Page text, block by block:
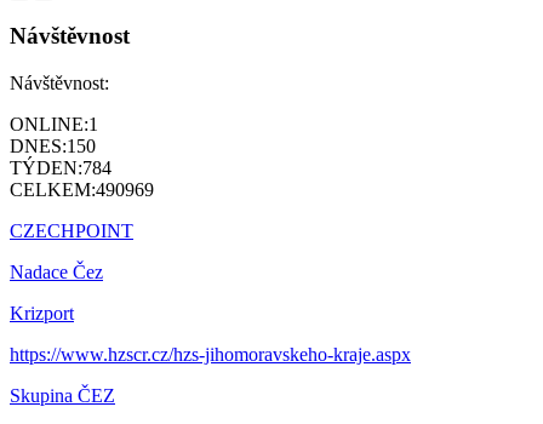
Návštěvnost
Návštěvnost:
ONLINE:1
DNES:150
TÝDEN:784
CELKEM:490969
CZECHPOINT
Nadace Čez
Krizport
https://www.hzscr.cz/hzs-jihomoravskeho-kraje.aspx
Skupina ČEZ